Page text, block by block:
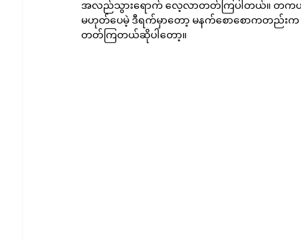
အလည်သွားရောက် လေ့လာတတ်ကြပါတယ်။ တကယ်
မဟုတ်ပေမဲ့ ဒီရက်မှာတော့ မနက်စောစောကတည်း
တတ်ကြတယ်ဆိုပါတော့။